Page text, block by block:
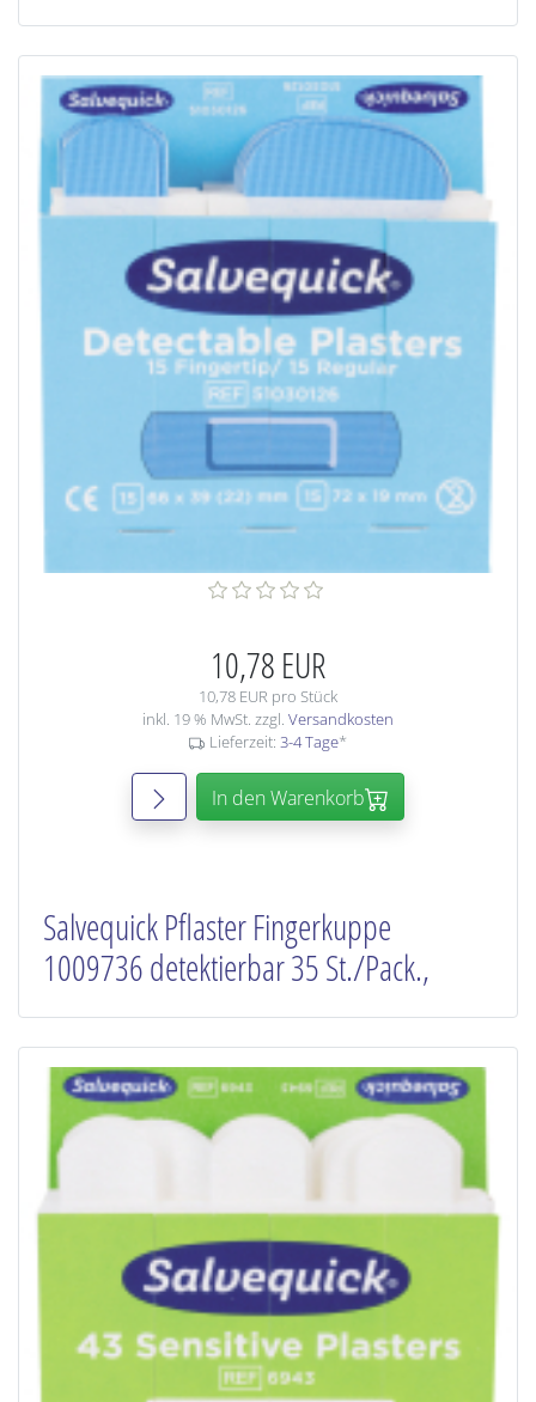
10,78 EUR
10,78 EUR pro Stück
inkl. 19 % MwSt. zzgl. Versandkosten
Lieferzeit: 3-4 Tage*
In den Warenkorb
Salvequick Pflaster Fingerkuppe
1009736 detektierbar 35 St./Pack.,